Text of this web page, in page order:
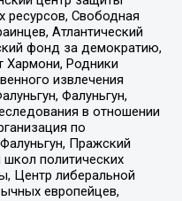
Свободная
Атлантический
фонд за демократию,
Родники
извлечения
Фалуньгун,
в отношении
по
Пражский
политических
Центр либеральной
европейцев,